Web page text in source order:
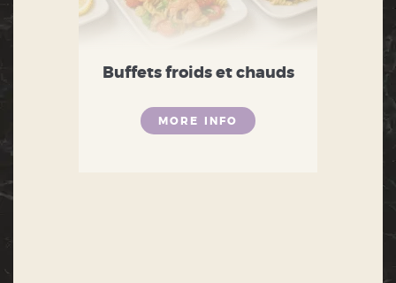
Buffets froids et chauds
MORE INFO